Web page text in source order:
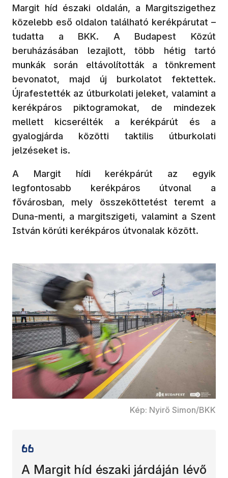
Margit híd északi oldalán, a Margitszigethez
közelebb eső oldalon található kerékpárutat –
tudatta a BKK. A Budapest Közút
beruházásában lezajlott, több hétig tartó
munkák során eltávolították a tönkrement
bevonatot, majd új burkolatot fektettek.
Újrafestették az útburkolati jeleket, valamint a
kerékpáros piktogramokat, de mindezek
mellett kicserélték a kerékpárút és a
gyalogjárda közötti taktilis útburkolati
jelzéseket is.
A Margit hídi kerékpárút az egyik
legfontosabb kerékpáros útvonal a
fővárosban, mely összeköttetést teremt a
Duna-menti, a margitszigeti, valamint a Szent
István körúti kerékpáros útvonalak között.
Kép: Nyirő Simon/BKK
A Margit híd északi járdáján lévő